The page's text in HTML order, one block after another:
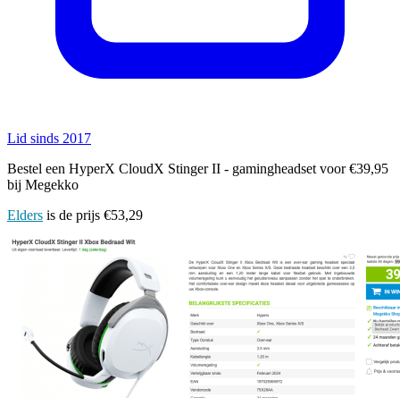
Lid sinds 2017
Bestel een HyperX CloudX Stinger II - gamingheadset voor €39,95
bij Megekko
Elders is de prijs €53,29